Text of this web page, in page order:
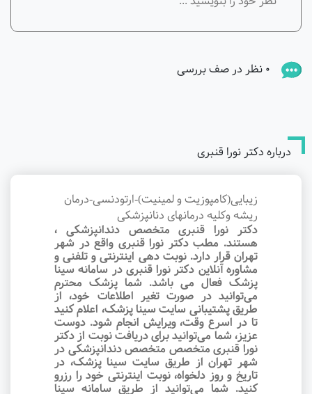
0 نظر در صف بررسی
درباره دکتر نورا قنبری
زیبایی(کامپوزیت و لمینیت)-ارتودنسی-درمان
ریشه وکلیه درمانهای دنانپزشکی
دکتر نورا قنبری متخصص دندانپزشکی ،
هستند. مطب دکتر نورا قنبری واقع در شهر
تهران قرار دارد. نوبت‌ دهی اینترنتی و تلفنی و
مشاوره آنلاین دکتر نورا قنبری در سامانه سینا
پزشک فعال می باشد. شما پزشک محترم
می‌توانید در صورت تغیر اطلاعات خود، از
طریق پشتیبانی سایت سینا پزشک، اعلام کنید
تا در اسرع وقت‌، ویرایش انجام شود. دوست
عزیز، شما می‌توانید برای دریافت نوبت از دکتر
نورا قنبری متخصص متخصص دندانپزشکی در
شهر تهران از طریق سایت سینا پزشک، در
تاریخ و روز دلخواه، نوبت اینترنتی خود را رزرو
کنید. شما می‌توانید از طریق سامانه سینا